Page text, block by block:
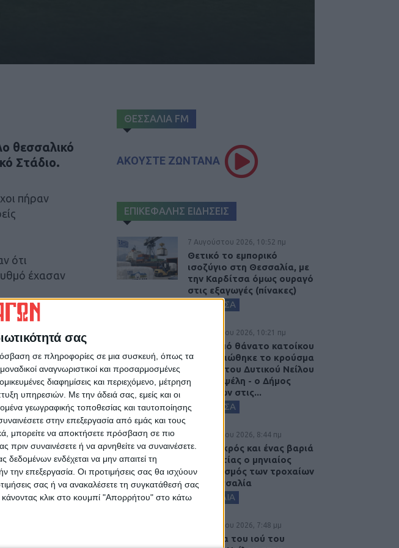
σας
σε πληροφορίες σε μια συσκευή, όπως τα
αναγνωριστικοί και προσαρμοσμένες
διαφημίσεις και περιεχόμενο, μέτρηση
υπηρεσιών. Με την άδειά σας, εμείς και οι
γεωγραφικής τοποθεσίας και ταυτοποίησης
στην επεξεργασία από εμάς και τους
μπορείτε να αποκτήσετε πρόσβαση σε πιο
πριν συναινέσετε ή να αρνηθείτε να συναινέσετε.
ενδέχεται να μην απαιτεί τη
την επεξεργασία. Οι προτιμήσεις σας θα ισχύουν
σας ή να ανακαλέσετε τη συγκατάθεσή σας
κλικ στο κουμπί "Απορρήτου" στο κάτω
θεσσαλικό
Στάδιο.
πήραν
ότι
έχασαν
ομάδες, που
Να
παιχνίδι που
ΘΕΣΣΑΛΙΑ FM
ΑΚΟΥΣΤΕ ΖΩΝΤΑΝΑ
ΕΠΙΚΕΦΑΛΗΣ ΕΙΔΗΣΕΙΣ
7 Αυγούστου 2026, 10:52 πμ
Θετικό το εμπορικό
ισοζύγιο στη Θεσσαλία, με
την Καρδίτσα όμως ουραγό
στις εξαγωγές (πίνακες)
ΚΑΡΔΙΤΣΑ
7 Αυγούστου 2026, 10:21 πμ
Μετά από θάνατο κατοίκου
επιβεβαιώθηκε το κρούσμα
του ιού του Δυτικού Νείλου
στην Κυψέλη - ο Δήμος
Σοφάδων στις...
ΚΑΡΔΙΤΣΑ
7 Αυγούστου 2026, 8:44 πμ
Ένας νεκρός και ένας βαριά
τραυματίας ο μηνιαίος
απολογισμός των τροχαίων
στη Θεσσαλία
ΘΕΣΣΑΛΙΑ
6 Αυγούστου 2026, 7:48 μμ
Κρούσμα του ιού του